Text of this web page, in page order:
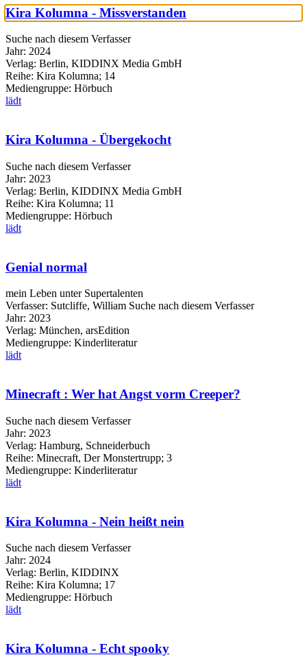
Kira Kolumna - Missverstanden
Suche nach diesem Verfasser
Jahr: 2024
Verlag: Berlin, KIDDINX Media GmbH
Reihe: Kira Kolumna; 14
Mediengruppe: Hörbuch
lädt
Kira Kolumna - Übergekocht
Suche nach diesem Verfasser
Jahr: 2023
Verlag: Berlin, KIDDINX Media GmbH
Reihe: Kira Kolumna; 11
Mediengruppe: Hörbuch
lädt
Genial normal
mein Leben unter Supertalenten
Verfasser: Sutcliffe, William Suche nach diesem Verfasser
Jahr: 2023
Verlag: München, arsEdition
Mediengruppe: Kinderliteratur
lädt
Minecraft : Wer hat Angst vorm Creeper?
Suche nach diesem Verfasser
Jahr: 2023
Verlag: Hamburg, Schneiderbuch
Reihe: Minecraft, Der Monstertrupp; 3
Mediengruppe: Kinderliteratur
lädt
Kira Kolumna - Nein heißt nein
Suche nach diesem Verfasser
Jahr: 2024
Verlag: Berlin, KIDDINX
Reihe: Kira Kolumna; 17
Mediengruppe: Hörbuch
lädt
Kira Kolumna - Echt spooky